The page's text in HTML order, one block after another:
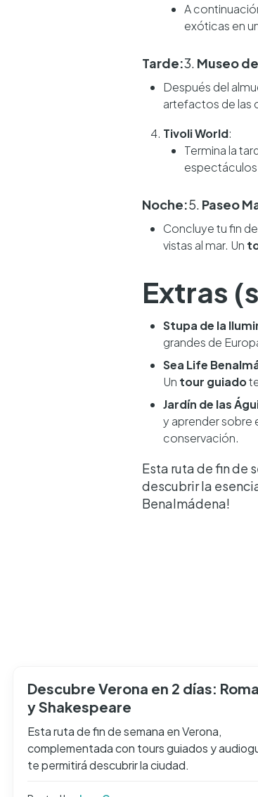
A
exóticas en
Tarde:3. Museo
Después del
artefactos de las
Tivoli World:
Termina la
espectáculos
Noche:5. Paseo
Concluye tu fin
vistas al mar. Un
Extras
Stupa de la
grandes de
Sea Life
Un tour guiado
Jardín de las
y aprender sobre
conservación.
Esta ruta de fin de
descubrir la
Benalmádena!
Descubre Verona en 2 días:
y Shakespeare
Esta ruta de fin de semana en Verona,
complementada con tours guiados y
te permitirá descubrir la ciudad.